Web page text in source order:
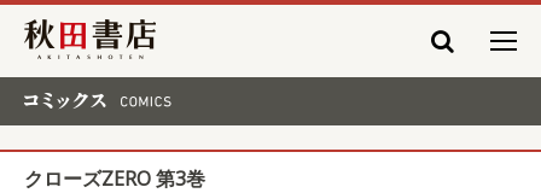
秋田書店
クローズZERO 第3巻